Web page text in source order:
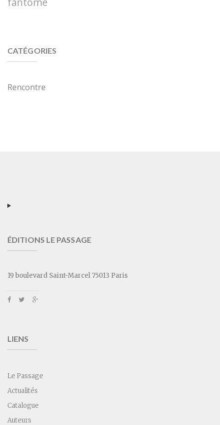
CATÉGORIES
Rencontre
ÉDITIONS LE PASSAGE
19 boulevard Saint-Marcel 75013 Paris
LIENS
Le Passage
Actualités
Catalogue
Auteurs